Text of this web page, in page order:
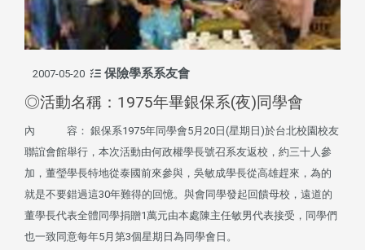
2007-05-20 保險學系系友會
◎活動名稱：1975年畢銀保系(夜)同學會
內 容： 銀保系1975年同學會5月20日(星期日)於台北校園校友
聯誼會館舉行，本次活動由何政權學長號召系友返校，約三十人參
加，董瑩學長特地從泰國前來參與，吳敏成學長從高雄趕來，為的
就是不要錯過這30年難得的回憶。與會同學發起回饋母校，遠道的
董學長代表全體同學捐贈1萬元由本處陳主任敏男代表接受，同學們
也一致同意每年5月第3個星期日為同學會日。